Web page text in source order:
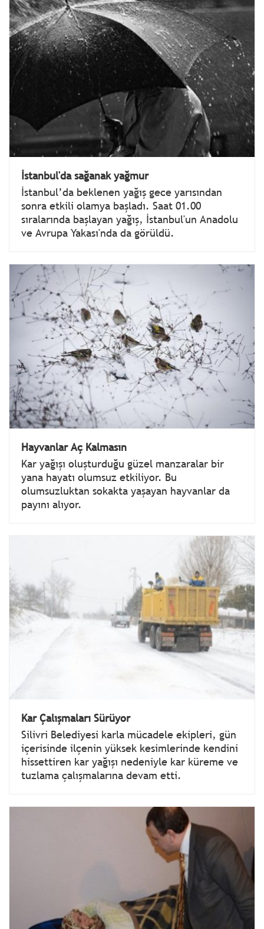
İstanbul'da sağanak yağmur
İstanbul’da beklenen yağış gece yarısından
sonra etkili olamya başladı. Saat 01.00
sıralarında başlayan yağış, İstanbul'un Anadolu
ve Avrupa Yakası'nda da görüldü.
Hayvanlar Aç Kalmasın
Kar yağışı oluşturduğu güzel manzaralar bir
yana hayatı olumsuz etkiliyor. Bu
olumsuzluktan sokakta yaşayan hayvanlar da
payını alıyor.
Kar Çalışmaları Sürüyor
Silivri Belediyesi karla mücadele ekipleri, gün
içerisinde ilçenin yüksek kesimlerinde kendini
hissettiren kar yağışı nedeniyle kar küreme ve
tuzlama çalışmalarına devam etti.